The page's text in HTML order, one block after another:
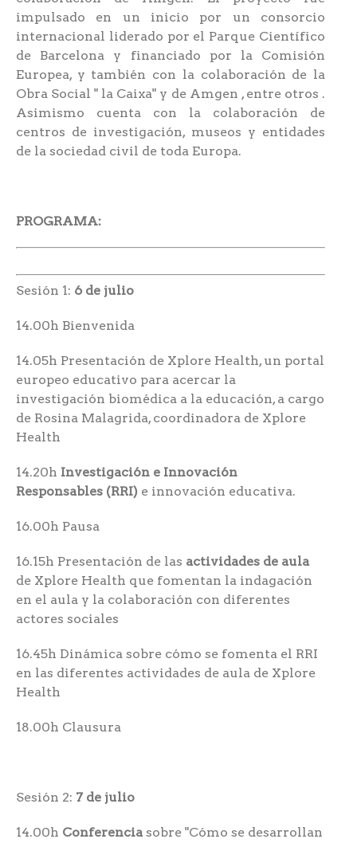
impulsado en un inicio por un consorcio
internacional liderado por el Parque Científico
de Barcelona y financiado por la Comisión
Europea, y también con la colaboración de la
Obra Social " la Caixa" y de Amgen , entre otros .
Asimismo cuenta con la colaboración de
centros de investigación, museos y entidades
de la sociedad civil de toda Europa.
PROGRAMA:
Sesión 1: 6 de julio
14.00h Bienvenida
14.05h Presentación de Xplore Health, un portal
europeo educativo para acercar la
investigación biomédica a la educación, a cargo
de Rosina Malagrida, coordinadora de Xplore
Health
14.20h Investigación e Innovación
Responsables (RRI) e innovación educativa.
16.00h Pausa
16.15h Presentación de las actividades de aula
de Xplore Health que fomentan la indagación
en el aula y la colaboración con diferentes
actores sociales
16.45h Dinámica sobre cómo se fomenta el RRI
en las diferentes actividades de aula de Xplore
Health
18.00h Clausura
Sesión 2: 7 de julio
14.00h Conferencia sobre "Cómo se desarrollan